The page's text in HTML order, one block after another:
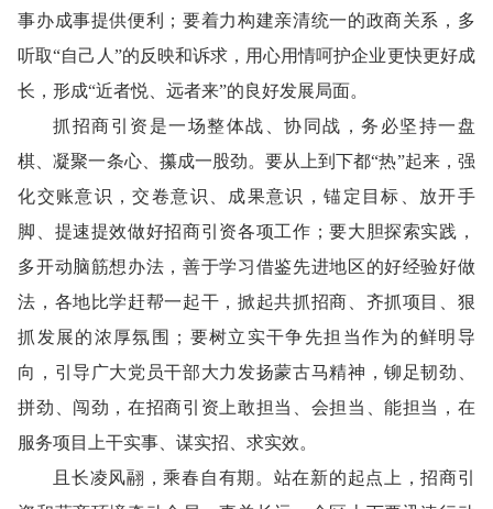
事办成事提供便利；要着力构建亲清统一的政商关系，多
听取“自己人”的反映和诉求，用心用情呵护企业更快更好成
长，形成“近者悦、远者来”的良好发展局面。
抓招商引资是一场整体战、协同战，务必坚持一盘
棋、凝聚一条心、攥成一股劲。要从上到下都“热”起来，强
化交账意识，交卷意识、成果意识，锚定目标、放开手
脚、提速提效做好招商引资各项工作；要大胆探索实践，
多开动脑筋想办法，善于学习借鉴先进地区的好经验好做
法，各地比学赶帮一起干，掀起共抓招商、齐抓项目、狠
抓发展的浓厚氛围；要树立实干争先担当作为的鲜明导
向，引导广大党员干部大力发扬蒙古马精神，铆足韧劲、
拼劲、闯劲，在招商引资上敢担当、会担当、能担当，在
服务项目上干实事、谋实招、求实效。
且长凌风翮，乘春自有期。站在新的起点上，招商引